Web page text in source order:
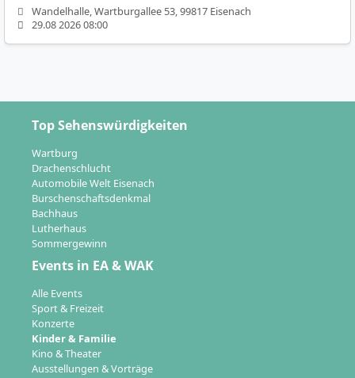
Wandelhalle, Wartburgallee 53, 99817 Eisenach
29.08 2026 08:00
Top Sehenswürdigkeiten
Wartburg
Drachenschlucht
Automobile Welt Eisenach
Burschenschaftsdenkmal
Bachhaus
Lutherhaus
Sommergewinn
Events in EA & WAK
Alle Events
Sport & Freizeit
Konzerte
Kinder & Familie
Kino & Theater
Ausstellungen & Vorträge